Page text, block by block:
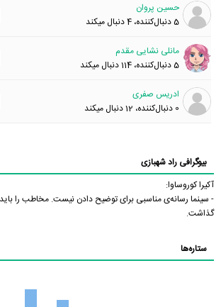
حسین پروان
5دنبال‌کننده، 4 دنبال میکند
مانلی نشایی مقدم
5دنبال‌کننده، 114 دنبال میکند
ادریس صفری
0 دنبال‌کننده، 12 دنبال میکند
بیوگرافی راد شهبازی
آکیرا کوروساوا:
- سینما رسانه‌ی مناسبی برای توضیح دادن نیست. مخاطب را
گذاشت.
ستاره‌ها